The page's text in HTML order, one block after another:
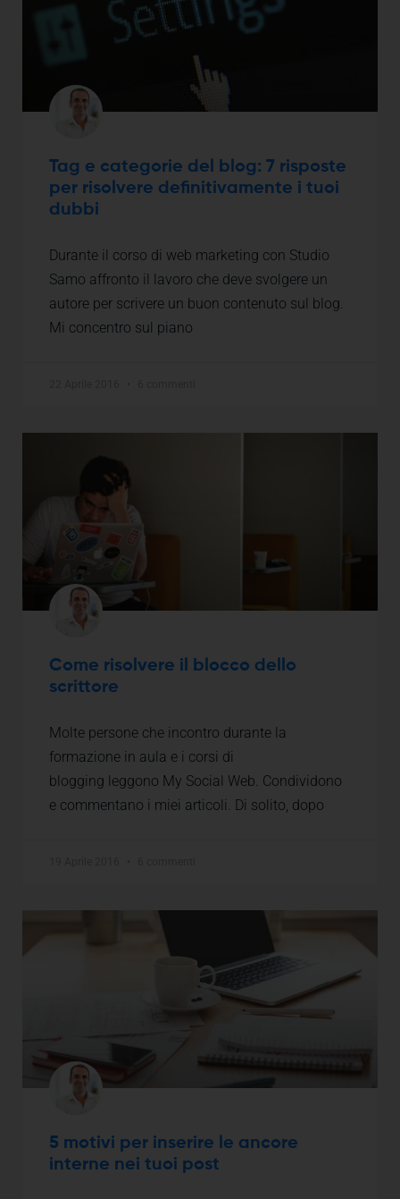
Tag e categorie del blog: 7 risposte
per risolvere definitivamente i tuoi
dubbi
Durante il corso di web marketing con Studio
Samo affronto il lavoro che deve svolgere un
autore per scrivere un buon contenuto sul blog.
Mi concentro sul piano
Come risolvere il blocco dello
scrittore
Molte persone che incontro durante la
formazione in aula e i corsi di
blogging leggono My Social Web. Condividono
e commentano i miei articoli. Di solito, dopo
5 motivi per inserire le ancore
interne nei tuoi post